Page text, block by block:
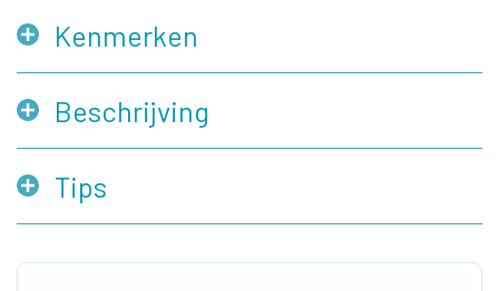
Kenmerken
Beschrijving
Tips